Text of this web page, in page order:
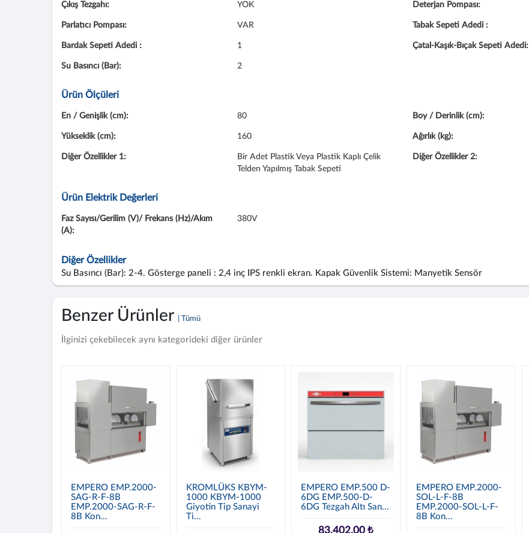
Çıkış Tezgahı: YOK Deterjan Pompası:
Parlatıcı Pompası: VAR Tabak Sepeti Adedi :
Bardak Sepeti Adedi : 1 Çatal-Kaşık-Bıçak Sepeti Adedi:
Su Basıncı (Bar): 2
Ürün Ölçüleri
En / Genişlik (cm): 80 Boy / Derinlik (cm):
Yükseklik (cm): 160 Ağırlık (kg):
Diğer Özellikler 1:
Bir Adet Plastik Veya Plastik Kaplı Çelik
Telden Yapılmış Tabak Sepeti
Diğer Özellikler 2:
Ürün Elektrik Değerleri
Faz Sayısı/Gerilim (V)/ Frekans (Hz)/Akım
(A):
380V
Diğer Özellikler
Su Basıncı (Bar): 2-4. Gösterge paneli : 2,4 inç IPS renkli ekran. Kapak Güvenlik Sistemi: Manyetik Sensör
Benzer Ürünler | Tümü
İlginizi çekebilecek aynı kategorideki diğer ürünler
EMPERO EMP.2000-
SAG-R-F-8B
EMP.2000-SAG-R-F-
8B Kon...
KROMLÜKS KBYM-
1000 KBYM-1000
Giyotin Tip Sanayi
Ti...
EMPERO EMP.500 D-
6DG EMP.500-D-
6DG Tezgah Altı San...
83.402,00 ₺
EMPERO EMP.2000-
SOL-L-F-8B
EMP.2000-SOL-L-F-
8B Kon...